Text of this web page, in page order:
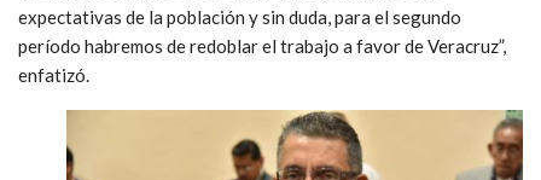
expectativas de la población y sin duda, para el segundo
período habremos de redoblar el trabajo a favor de Veracruz”,
enfatizó.